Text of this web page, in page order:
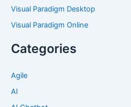
Visual Paradigm Desktop
Visual Paradigm Online
Categories
Agile
AI